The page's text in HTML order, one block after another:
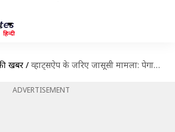
खबरें / व्हाट्सऐप के जरिए जासूसी मामला: पेगासस बनाने वाली कंपनी की हुई पड़ताल, ये बातें आईं सामने
ADVERTISEMENT